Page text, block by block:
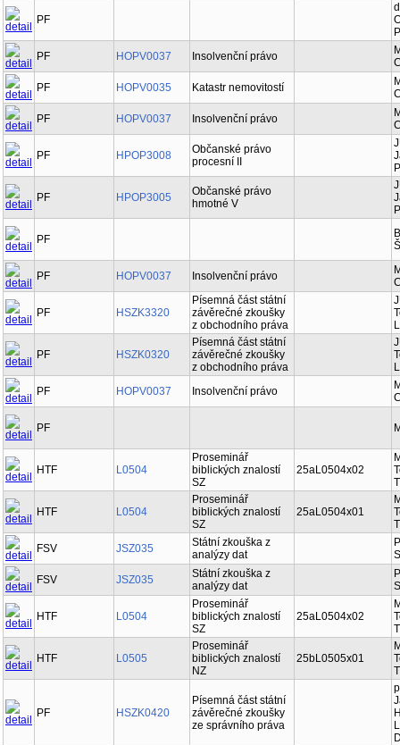
PF
PF
HOPV0037 Insolvenční právo
PF
HOPV0035 Katastr nemovitostí
PF
HOPV0037 Insolvenční právo
PF HPOP3008
Občanské právo
procesní II
PF HPOP3005
Občanské právo
hmotné V
PF
PF HOPV0037 Insolvenční právo
PF HSZK3320
Písemná část státní
závěrečné zkoušky
z obchodního práva
PF HSZK0320
Písemná část státní
závěrečné zkoušky
z obchodního práva
PF
HOPV0037 Insolvenční právo
PF
HTF L0504
Proseminář
biblických znalostí
SZ
25aL0504x02
HTF L0504
Proseminář
biblických znalostí
SZ
25aL0504x01
FSV
JSZ035
Státní zkouška z
analýzy dat
FSV
JSZ035
Státní zkouška z
analýzy dat
HTF L0504
Proseminář
biblických znalostí
SZ
25aL0504x02
HTF L0505
Proseminář
biblických znalostí
NZ
25bL0505x01
PF HSZK0420
Písemná část státní
závěrečné zkoušky
ze správního práva